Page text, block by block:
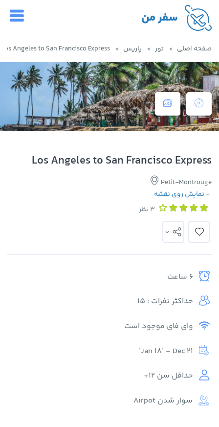
سفر من
صفحه اصلی تور پاریس
Los Angeles to San Francisco Express
Petit-Montrouge
- نمایش روی نقشه
3 نظر
6 ساعت
حداکثر نفرات : 15
وای فای موجود است
Jan 18’ - Dec 21’
حداقل سن 12+
سوار شدن Airpot